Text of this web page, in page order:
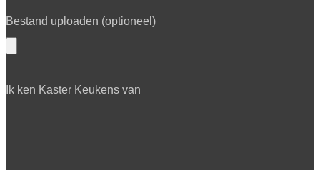
Bestand uploaden (optioneel)
Ik ken Kaster Keukens van